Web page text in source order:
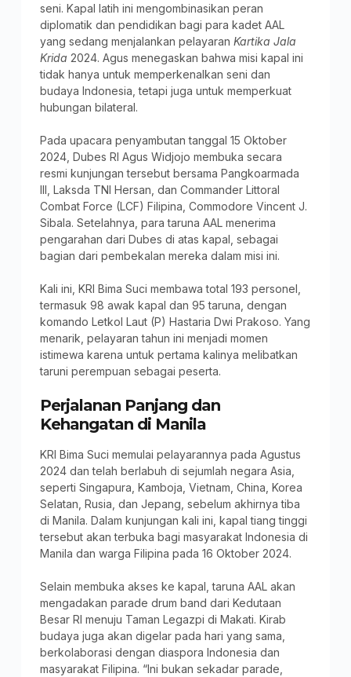
seni. Kapal latih ini mengombinasikan peran
diplomatik dan pendidikan bagi para kadet AAL
yang sedang menjalankan pelayaran Kartika Jala
Krida 2024. Agus menegaskan bahwa misi kapal ini
tidak hanya untuk memperkenalkan seni dan
budaya Indonesia, tetapi juga untuk memperkuat
hubungan bilateral.
Pada upacara penyambutan tanggal 15 Oktober
2024, Dubes RI Agus Widjojo membuka secara
resmi kunjungan tersebut bersama Pangkoarmada
III, Laksda TNI Hersan, dan Commander Littoral
Combat Force (LCF) Filipina, Commodore Vincent J.
Sibala. Setelahnya, para taruna AAL menerima
pengarahan dari Dubes di atas kapal, sebagai
bagian dari pembekalan mereka dalam misi ini.
Kali ini, KRI Bima Suci membawa total 193 personel,
termasuk 98 awak kapal dan 95 taruna, dengan
komando Letkol Laut (P) Hastaria Dwi Prakoso. Yang
menarik, pelayaran tahun ini menjadi momen
istimewa karena untuk pertama kalinya melibatkan
taruni perempuan sebagai peserta.
Perjalanan Panjang dan
Kehangatan di Manila
KRI Bima Suci memulai pelayarannya pada Agustus
2024 dan telah berlabuh di sejumlah negara Asia,
seperti Singapura, Kamboja, Vietnam, China, Korea
Selatan, Rusia, dan Jepang, sebelum akhirnya tiba
di Manila. Dalam kunjungan kali ini, kapal tiang tinggi
tersebut akan terbuka bagi masyarakat Indonesia di
Manila dan warga Filipina pada 16 Oktober 2024.
Selain membuka akses ke kapal, taruna AAL akan
mengadakan parade drum band dari Kedutaan
Besar RI menuju Taman Legazpi di Makati. Kirab
budaya juga akan digelar pada hari yang sama,
berkolaborasi dengan diaspora Indonesia dan
masyarakat Filipina. “Ini bukan sekadar parade,